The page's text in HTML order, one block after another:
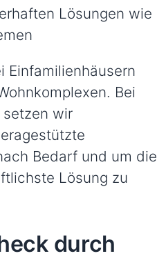
Lösungen wie
Einfamilienhäusern
Bei
wir
Bedarf und um die
Lösung zu
durch